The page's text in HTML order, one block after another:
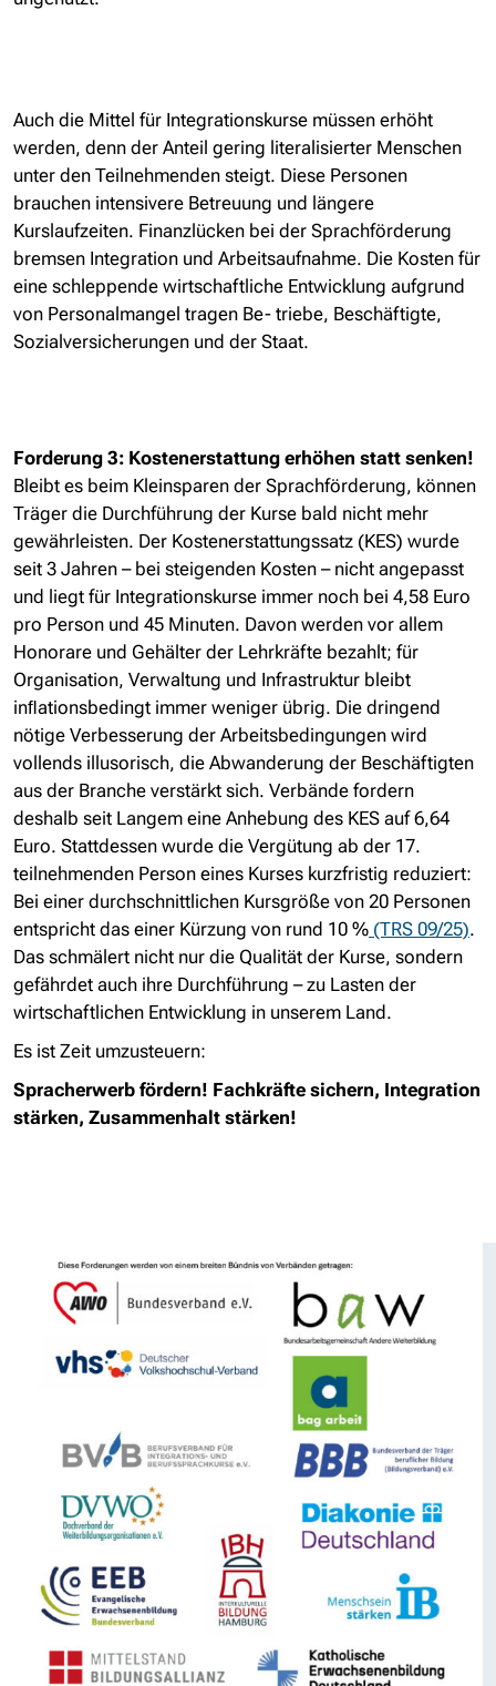
Auch die Mittel für Integrationskurse müssen erhöht
werden, denn der Anteil gering literalisierter Menschen
unter den Teilnehmenden steigt. Diese Personen
brauchen intensivere Betreuung und längere
Kurslaufzeiten. Finanzlücken bei der Sprachförderung
bremsen Integration und Arbeitsaufnahme. Die Kosten für
eine schleppende wirtschaftliche Entwicklung aufgrund
von Personalmangel tragen Be- triebe, Beschäftigte,
Sozialversicherungen und der Staat.
Forderung 3: Kostenerstattung erhöhen statt senken!
Bleibt es beim Kleinsparen der Sprachförderung, können
Träger die Durchführung der Kurse bald nicht mehr
gewährleisten. Der Kostenerstattungssatz (KES) wurde
seit 3 Jahren – bei steigenden Kosten – nicht angepasst
und liegt für Integrationskurse immer noch bei 4,58 Euro
pro Person und 45 Minuten. Davon werden vor allem
Honorare und Gehälter der Lehrkräfte bezahlt; für
Organisation, Verwaltung und Infrastruktur bleibt
inﬂationsbedingt immer weniger übrig. Die dringend
nötige Verbesserung der Arbeitsbedingungen wird
vollends illusorisch, die Abwanderung der Beschäftigten
aus der Branche verstärkt sich. Verbände fordern
deshalb seit Langem eine Anhebung des KES auf 6,64
Euro. Stattdessen wurde die Vergütung ab der 17.
teilnehmenden Person eines Kurses kurzfristig reduziert:
Bei einer durchschnittlichen Kursgröße von 20 Personen
entspricht das einer Kürzung von rund 10 % (TRS 09/25).
Das schmälert nicht nur die Qualität der Kurse, sondern
gefährdet auch ihre Durchführung – zu Lasten der
wirtschaftlichen Entwicklung in unserem Land.
Es ist Zeit umzusteuern:
Spracherwerb fördern! Fachkräfte sichern, Integration
stärken, Zusammenhalt stärken!